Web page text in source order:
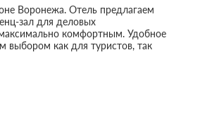
Воронежа. Отель предлагаем
зал для деловых
комфортным. Удобное
выбором как для туристов, так